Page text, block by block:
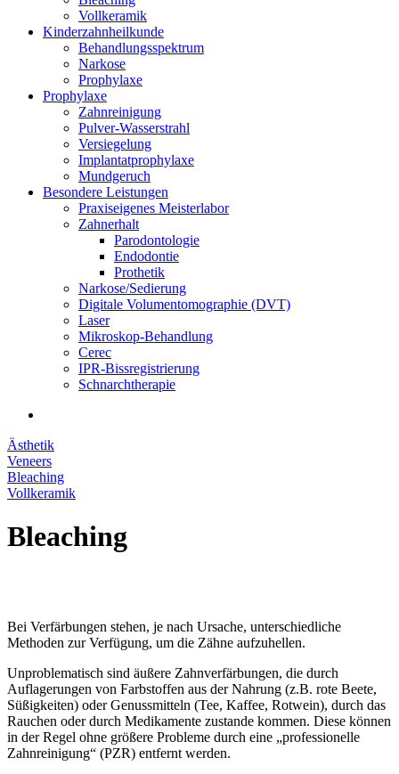
Vollkeramik
Kinderzahnheilkunde
Behandlungsspektrum
Narkose
Prophylaxe
Prophylaxe
Zahnreinigung
Pulver-Wasserstrahl
Versiegelung
Implantatprophylaxe
Mundgeruch
Besondere Leistungen
Praxiseigenes Meisterlabor
Zahnerhalt
Parodontologie
Endodontie
Prothetik
Narkose/Sedierung
Digitale Volumentomographie (DVT)
Laser
Mikroskop-Behandlung
Cerec
IPR-Bissregistrierung
Schnarchtherapie
Ästhetik
Veneers
Bleaching
Vollkeramik
Bleaching
Bei Verfärbungen stehen, je nach Ursache, unterschiedliche
Methoden zur Verfügung, um die Zähne aufzuhellen.
Unproblematisch sind äußere Zahnverfärbungen, die durch
Auflagerungen von Farbstoffen aus der Nahrung (z.B. rote Beete,
Süßigkeiten) oder Genussmitteln (Tee, Kaffee, Rotwein), durch das
Rauchen oder durch Medikamente zustande kommen. Diese können
in der Regel ohne größere Probleme durch eine „professionelle
Zahnreinigung“ (PZR) entfernt werden.